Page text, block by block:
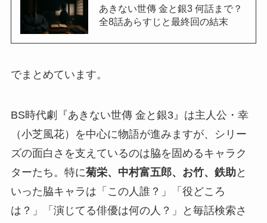
あきない世傳 金と銀3 何話まで？
全8話あらすじと最終回の結末
でまとめています。
BS時代劇『あきない世傳 金と銀3』は主人公・幸
（小芝風花）を中心に物語が進みますが、シリー
ズの面白さを支えているのは脇を固めるキャラク
ターたち。特に菊栄、中村富五郎、お竹、鉄助と
いった脇キャラは「この人誰？」「役どころ
は？」「演じてる俳優は何の人？」と毎話検索さ